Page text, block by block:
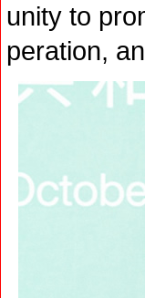
unity to
peration,